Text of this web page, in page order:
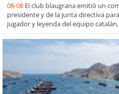
08-08 El club blaugrana emitió un
presidente y de la junta directiva
jugador y leyenda del equipo